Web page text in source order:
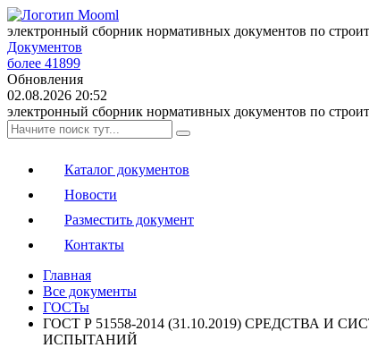
электронный сборник нормативных документов по
Документов
более 41899
Обновления
02.08.2026 20:52
электронный сборник нормативных документов по
Каталог документов
Новости
Разместить документ
Контакты
Главная
Все документы
ГОСТы
ГОСТ Р 51558-2014 (31.10.2019)
ИСПЫТАНИЙ